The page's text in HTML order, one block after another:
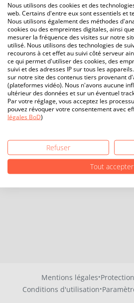
Mentions légales·
Conditions d'utilisation·
Nous utilisons des cookies et des
web. Certains d'entre eux sont essentiels et
Nous utilisons également des méthodes
cookies ou des empreintes digitales, ainsi
mesurer la fréquence des visites sur notre
utilisé. Nous utilisons des technologies de
recourons à cet effet au suivi côté serveur
ce qui permet d'utiliser des cookies, des
suivi et des adresses IP sur tous les
sur notre site des contenus tiers provenant
(plateformes vidéo). Nous n'avons aucune
ultérieur des données et sur un éventuel
Par votre réglage, vous acceptez les
pouvez révoquer votre consentement avec
légales BoD)
Refuser
Tout accepter